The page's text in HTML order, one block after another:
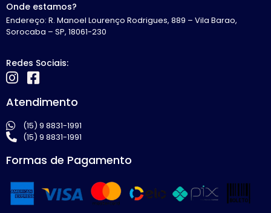
Onde estamos?
Endereço: R. Manoel Lourenço Rodrigues, 889 – Vila Barao,
Sorocaba – SP, 18061-230
Redes Sociais:
Atendimento
(15) 9 8831-1991
(15) 9 8831-1991
Formas de Pagamento